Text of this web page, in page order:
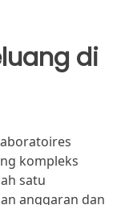
di
kompleks
satu
anggaran dan